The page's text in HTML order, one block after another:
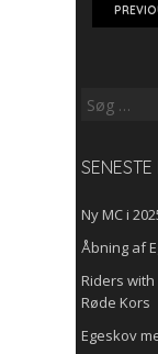
Søg
Ny MC i
Åbning af
Riders
Røde Kors
Egeskov